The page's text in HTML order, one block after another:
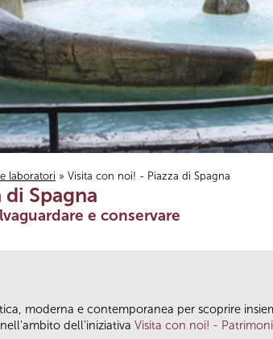
laboratori » Visita con noi! - Piazza di Spagna
Spagna
e conservare
moderna e contemporanea per scoprire
dell'iniziativa Visita con noi! -